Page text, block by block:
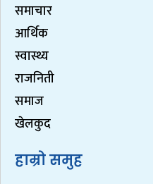
समाचार
आर्थिक
स्वास्थ्य
राजनिती
समाज
खेलकुद
हाम्रो समुह